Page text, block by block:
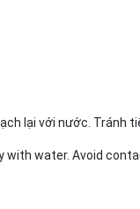
lại với nước. Tránh
with water. Avoid